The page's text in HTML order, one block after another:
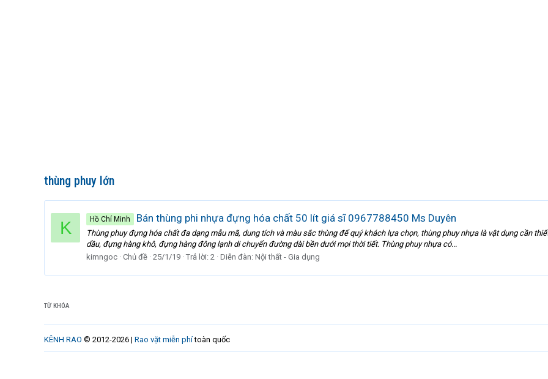
thùng phuy lớn
K Hồ Chí Minh Bán thùng phi nhựa đựng hóa chất 50 lít giá sĩ 0967788450 Ms Duyên
Thùng phuy đựng hóa chất đa dạng mẫu mã, dung tích và màu sắc thùng để quý khách lựa chọn, thùng phuy nhựa là vật dụng cần
dầu, đựng hàng khô, đựng hàng đông lạnh di chuyển đường dài bền dưới mọi thời tiết. Thùng phuy nhựa có...
kimngoc Chủ đề 25/1/19 Trả lời: 2 Diễn đàn: Nội thất - Gia dụng
TỪ KHÓA
KÊNH RAO © 2012-2026 | Rao vặt miễn phítoàn quốc